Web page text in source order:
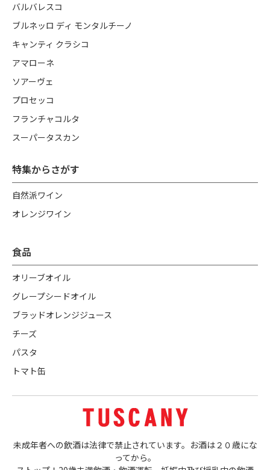
バルバレスコ
ブルネッロ ディ モンタルチーノ
キャンティ クラシコ
アマローネ
ソアーヴェ
プロセッコ
フランチャコルタ
スーパータスカン
特集からさがす
自然派ワイン
オレンジワイン
食品
オリーブオイル
グレープシードオイル
ブラッドオレンジジュース
チーズ
パスタ
トマト缶
未成年者への飲酒は法律で禁止されています。お酒は２０歳にな
ってから。